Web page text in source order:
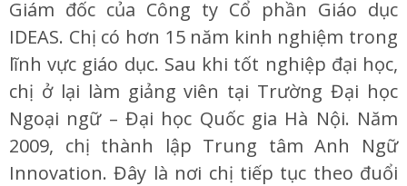
Giám đốc của Công ty Cổ phần Giáo dục
IDEAS. Chị có hơn 15 năm kinh nghiệm trong
lĩnh vực giáo dục. Sau khi tốt nghiệp đại học,
chị ở lại làm giảng viên tại Trường Đại học
Ngoại ngữ – Đại học Quốc gia Hà Nội. Năm
2009, chị thành lập Trung tâm Anh Ngữ
Innovation. Đây là nơi chị tiếp tục theo đuổi